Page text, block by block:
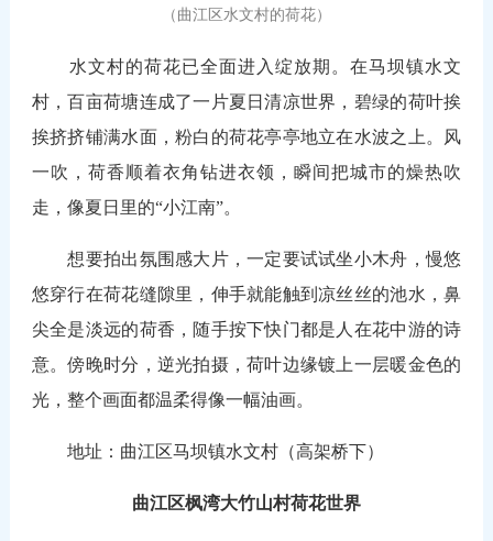
（曲江区水文村的荷花）
水文村的荷花已全面进入绽放期。在马坝镇水文
村，百亩荷塘连成了一片夏日清凉世界，碧绿的荷叶挨
挨挤挤铺满水面，粉白的荷花亭亭地立在水波之上。风
一吹，荷香顺着衣角钻进衣领，瞬间把城市的燥热吹
走，像夏日里的“小江南”。
想要拍出氛围感大片，一定要试试坐小木舟，慢悠
悠穿行在荷花缝隙里，伸手就能触到凉丝丝的池水，鼻
尖全是淡远的荷香，随手按下快门都是人在花中游的诗
意。傍晚时分，逆光拍摄，荷叶边缘镀上一层暖金色的
光，整个画面都温柔得像一幅油画。
地址：曲江区马坝镇水文村（高架桥下）
曲江区枫湾大竹山村荷花世界